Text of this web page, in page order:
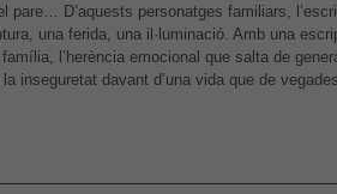
pare… D’aquests personatges familiars,
una ferida, una il·luminació. Amb una
l’herència emocional que salta de
inseguretat davant d’una vida que de